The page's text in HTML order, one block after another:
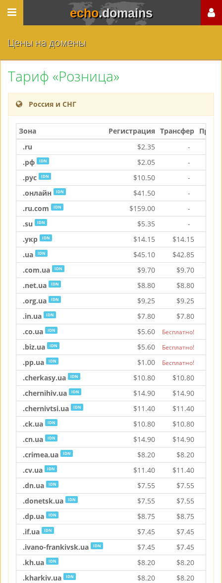
echo.domains
Цены на домены
Тариф «Розница»
Россия и СНГ
Зона Регистрация Трансфер
.ru
$2.35 -
.рф
IDN $2.05 -
.рус
IDN $10.50 -
.онлайн
IDN $41.50 -
.ru.com
IDN $159.00 -
.su
IDN $5.35 -
.укр
IDN $14.15 $14.15
.ua
IDN $45.10 $42.85
.com.ua
IDN $9.70 $9.70
.net.ua
IDN $8.80 $8.80
.org.ua
IDN $9.25 $9.25
.in.ua
IDN $7.80 $7.80
.co.ua
IDN $5.60 Бесплатно!
.biz.ua
IDN $5.60 Бесплатно!
.pp.ua
IDN $1.00 Бесплатно!
.cherkasy.ua
IDN $10.80 $10.80
.chernihiv.ua
IDN $14.90 $14.90
.chernivtsi.ua
IDN $11.40 $11.40
.ck.ua
IDN $10.80 $10.80
.cn.ua
IDN $14.90 $14.90
.crimea.ua
IDN $8.20 $8.20
.cv.ua
IDN $11.40 $11.40
.dn.ua
IDN $7.55 $7.55
.donetsk.ua
IDN $7.55 $7.55
.dp.ua
IDN $8.75 $8.75
.if.ua
IDN $7.45 $7.45
.ivano-frankivsk.ua
IDN $7.45 $7.45
.kh.ua
IDN $8.20 $8.20
.kharkiv.ua
IDN $8.20 $8.20